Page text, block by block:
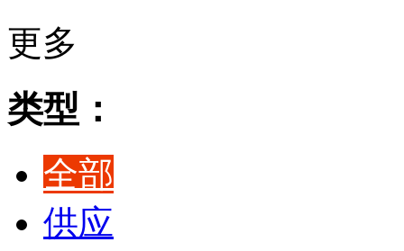
更多
类型：
全部
供应